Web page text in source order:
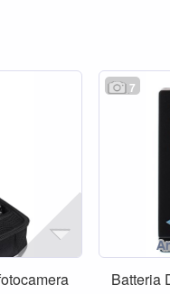
7
Batteria